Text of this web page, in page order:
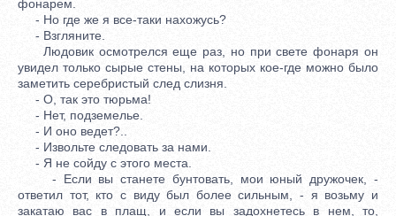
фонарем.
- Но где же я все-таки нахожусь?
- Взгляните.
Людовик осмотрелся еще раз, но при свете фонаря он
увидел только сырые стены, на которых кое-где можно было
заметить серебристый след слизня.
- О, так это тюрьма!
- Нет, подземелье.
- И оно ведет?..
- Извольте следовать за нами.
- Я не сойду с этого места.
- Если вы станете бунтовать, мои юный дружочек, -
ответил тот, кто с виду был более сильным, - я возьму и
закатаю вас в плащ, и если вы задохнетесь в нем, то,